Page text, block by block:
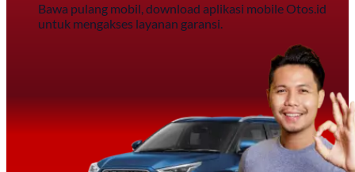
Bawa pulang mobil, download aplikasi mobile Otos.id
untuk mengakses layanan garansi.